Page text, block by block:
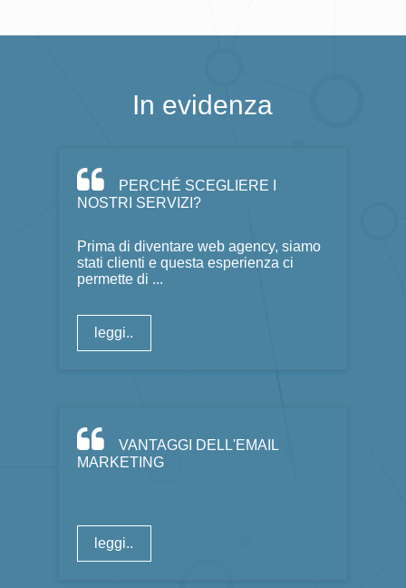
In evidenza
PERCHÉ SCEGLIERE I
NOSTRI SERVIZI?
Prima di diventare web agency, siamo
stati clienti e questa esperienza ci
permette di ...
leggi..
VANTAGGI DELL'EMAIL
MARKETING
leggi..